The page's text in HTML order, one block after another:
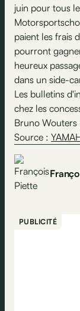
juin pour tous
paient les frais
pourront
heureux
dans un side-
Les bulletins
chez les
Bruno Wouters
Source :
PUBLICITÉ